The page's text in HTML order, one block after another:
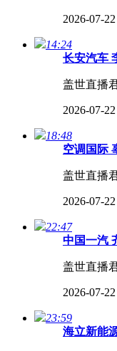
2026-07-22
14:24
长安汽车
盖世直播
2026-07-
18:48
空调国际
盖世直播
2026-07-
22:47
中国一汽
盖世直播
2026-07-
23:59
海立新能